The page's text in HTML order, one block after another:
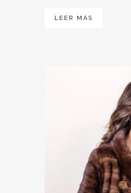
LEER MÁS